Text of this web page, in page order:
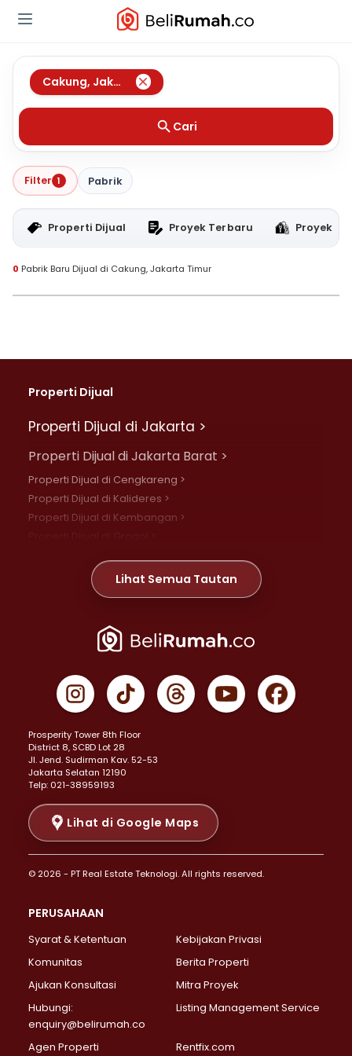
Cakung, Jakarta Timur
Cari
Filter 1 Pabrik
Properti Dijual Proyek Terbaru Proyek
0 Pabrik Baru Dijual di Cakung, Jakarta Timur
Properti Dijual
Properti Dijual di Jakarta >
Properti Dijual di Jakarta Barat >
Properti Dijual di Cengkareng >
Properti Dijual di Kalideres >
Properti Dijual di Kembangan >
Properti Dijual di Meruya >
Properti Dijual di Jelambar >
Properti Dijual di Jakarta Pusat >
Properti Dijual di Gambir >
Properti Dijual di Johar Baru >
Properti Dijual di Menteng >
Properti Dijual di Senen >
Properti Dijual di Tanah Abang >
Properti Dijual di Cikini >
Properti Dijual di Kramat >
Properti Dijual di Pasar Baru >
Properti Dijual di Bendungan Hilir >
Properti Dijual di Jakarta Selatan >
Properti Dijual di Lebak Bulus >
Properti Dijual di Gandaria Selatan >
Properti Dijual di Pondok Labu >
Properti Dijual di Lenteng Agung >
Properti Dijual di Senayan >
Properti Dijual di Pondok Pinang >
Lihat Semua Tautan
Prosperity Tower 8th Floor
District 8, SCBD Lot 28
JI. Jend. Sudirman Kav. 52-53
Jakarta Selatan 12190
Telp: 021-38959193
Lihat di Google Maps
© 2026 - PT Real Estate Teknologi. All rights reserved.
PERUSAHAAN
Syarat & Ketentuan
Kebijakan Privasi
Komunitas
Berita Properti
Ajukan Konsultasi
Mitra Proyek
Hubungi:
enquiry@belirumah.co
Listing Management Service
Agen Properti Rentfix.com